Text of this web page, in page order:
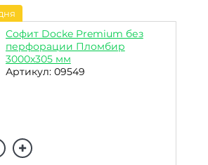
Софит Docke Premium без
перфорации Пломбир
3000х305 мм
Артикул: 09549